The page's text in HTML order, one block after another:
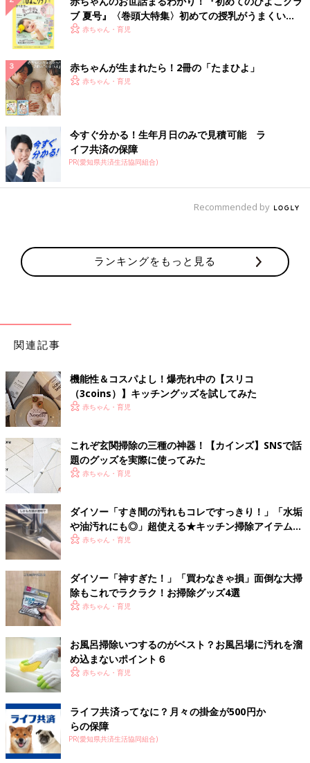
ブ 夏号』〈巻頭大特集〉初めての授乳がうまくい
く！ おっぱい・ミルクの基本と夏のトラブル 解決テ
赤ちゃん・育児
赤ちゃんが生まれたら！2冊の「たまひよ」
赤ちゃん・育児
今すぐ分かる！生年月日のみで見積可能 ラ
イフ共済の保障
PR(愛知県共済生活協同組合)
Recommended by
ランキングをもっと見る
関連記事
機能性＆コスパよし！爆売れ中の【スリコ
（3coins）】キッチングッズを試してみた
赤ちゃん・育児
これぞ玄関掃除の三種の神器！【カインズ】SNSで話
題のグッズを実際に使ってみた
赤ちゃん・育児
ダイソー「すき間の汚れもコレですっきり！」「水垢
や油汚れにも◎」超使える★キッチン掃除アイテム5
選 赤ちゃん・育児
ダイソー「神すぎた！」「買わなきゃ損」面倒な大掃
除もこれでラクラク！お掃除グッズ4選
赤ちゃん・育児
お風呂掃除いつするのがベスト？お風呂場に汚れを溜
め込まないポイント６
赤ちゃん・育児
ライフ共済ってなに？月々の掛金が500円か
らの保障
PR(愛知県共済生活協同組合)